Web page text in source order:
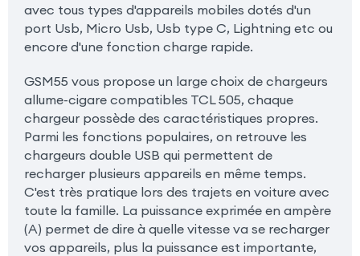
avec tous types d'appareils mobiles dotés d'un
port Usb, Micro Usb, Usb type C, Lightning etc ou
encore d'une fonction charge rapide.
GSM55 vous propose un large choix de chargeurs
allume-cigare compatibles TCL 505, chaque
chargeur possède des caractéristiques propres.
Parmi les fonctions populaires, on retrouve les
chargeurs double USB qui permettent de
recharger plusieurs appareils en même temps.
C'est très pratique lors des trajets en voiture avec
toute la famille. La puissance exprimée en ampère
(A) permet de dire à quelle vitesse va se recharger
vos appareils, plus la puissance est importante,